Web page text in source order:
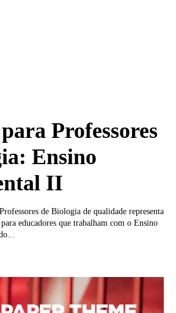
Professores
Ensino
II
de Biologia de qualidade representa
educadores que trabalham com o Ensino